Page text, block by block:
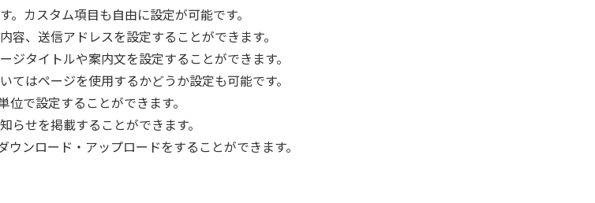
カスタム項目も自由に設定が可能です。
、送信アドレスを設定することができます。
タイトルや案内文を設定することができます。
はページを使用するかどうか設定も可能です。
で設定することができます。
せを掲載することができます。
ンロード・アップロードをすることができます。